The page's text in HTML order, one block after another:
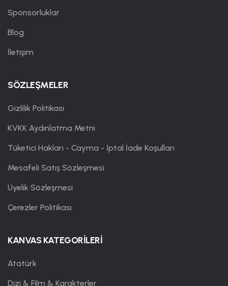
Sponsorluklar
Blog
İletişim
SÖZLEŞMELER
Gizlilik Politikası
KVKK Aydınlatma Metni
Tüketici Hakları - Cayma - İptal İade Koşulları
Mesafeli Satış Sözleşmesi
Üyelik Sözleşmesi
Çerezler Politikası
KANVAS KATEGORİLERİ
Atatürk
Dizi & Film & Karakterler